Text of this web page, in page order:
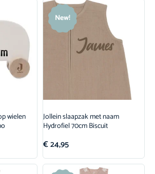
wielen
New!
Jollein slaapzak met naam
Hydrofiel 70cm Biscuit
€24,95